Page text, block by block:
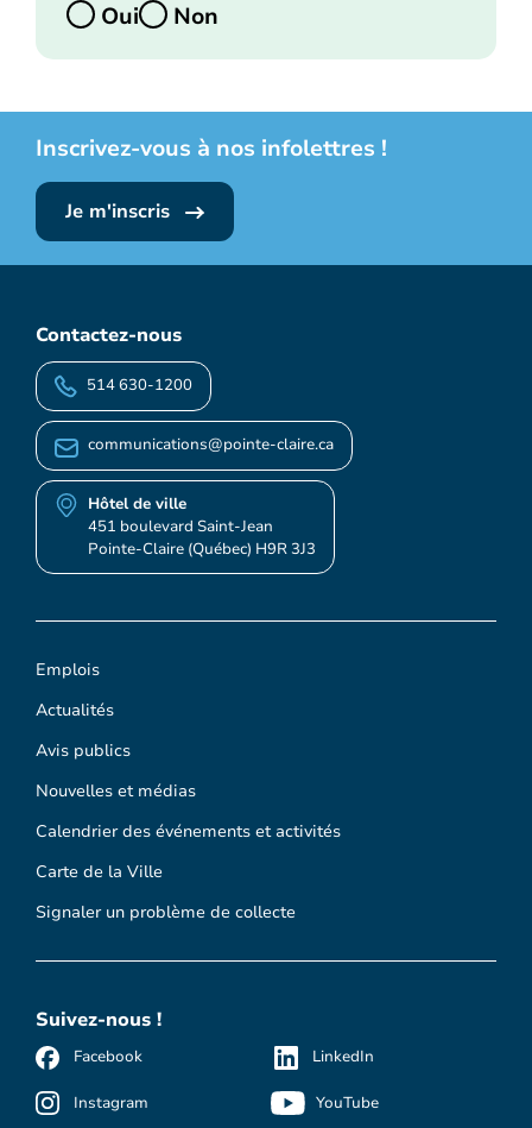
Oui
Non
Inscrivez-vous à nos infolettres !
Je m'inscris
Emplois
Actualités
Avis publics
Nouvelles et médias
Calendrier des événements et activités
Carte de la Ville
Signaler un problème de collecte
Contactez-nous
514 630-1200
communications@pointe-claire.ca
Hôtel de ville
451 boulevard Saint-Jean
Pointe-Claire (Québec) H9R 3J3
Suivez-nous !
Facebook
Instagram
LinkedIn
YouTube